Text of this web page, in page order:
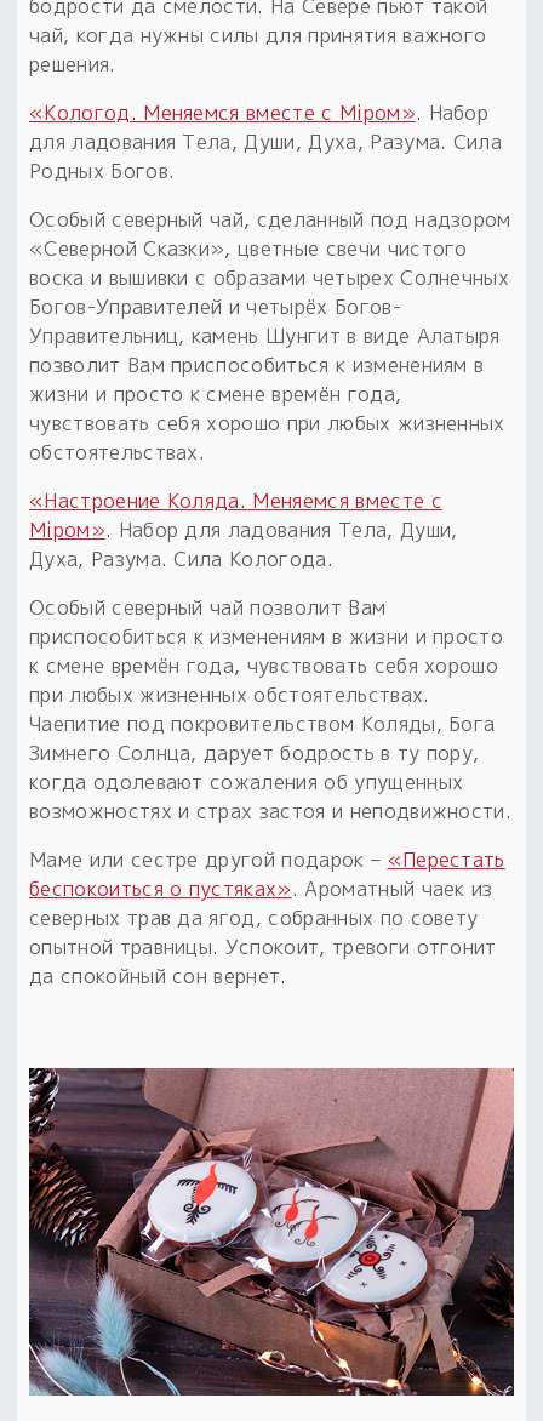
бодрости да смелости. На Севере пьют такой
чай, когда нужны силы для принятия важного
решения.
«Кологод. Меняемся вместе с Мiром». Набор
для ладования Тела, Души, Духа, Разума. Сила
Родных Богов.
Особый северный чай, сделанный под надзором
«Северной Сказки», цветные свечи чистого
воска и вышивки с образами четырех Солнечных
Богов-Управителей и четырёх Богов-
Управительниц, камень Шунгит в виде Алатыря
позволит Вам приспособиться к изменениям в
жизни и просто к смене времён года,
чувствовать себя хорошо при любых жизненных
обстоятельствах.
«Настроение Коляда. Меняемся вместе с
Мiром». Набор для ладования Тела, Души,
Духа, Разума. Сила Кологода.
Особый северный чай позволит Вам
приспособиться к изменениям в жизни и просто
к смене времён года, чувствовать себя хорошо
при любых жизненных обстоятельствах.
Чаепитие под покровительством Коляды, Бога
Зимнего Солнца, дарует бодрость в ту пору,
когда одолевают сожаления об упущенных
возможностях и страх застоя и неподвижности.
Маме или сестре другой подарок – «Перестать
беспокоиться о пустяках». Ароматный чаек из
северных трав да ягод, собранных по совету
опытной травницы. Успокоит, тревоги отгонит
да спокойный сон вернет.